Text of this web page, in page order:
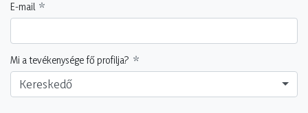
E-mail
Mi a tevékenysége fő profilja?
Kereskedő